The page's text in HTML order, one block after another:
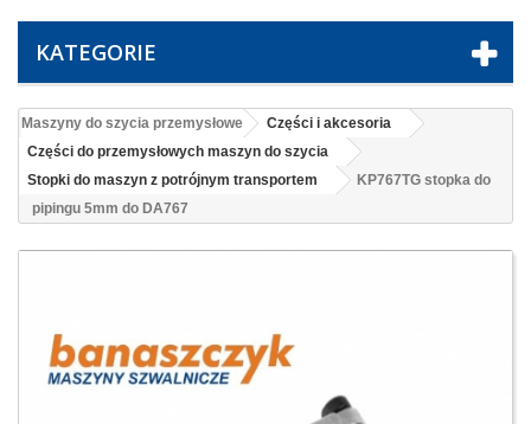
KATEGORIE
Maszyny do szycia przemysłowe
Części i akcesoria
Części do przemysłowych maszyn do szycia
Stopki do maszyn z potrójnym transportem
KP767TG stopka do
pipingu 5mm do DA767